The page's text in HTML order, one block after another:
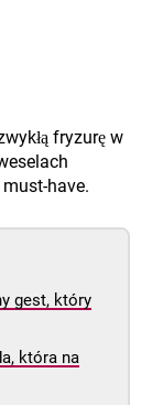
fryzurę w
have.
gest, który
która na